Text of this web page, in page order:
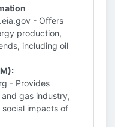
- Offers
production,
including oil
- Provides
gas industry,
impacts of